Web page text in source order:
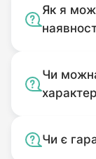
Як я
Чи
Чи є